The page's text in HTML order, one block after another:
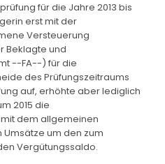
für die Jahre 2013 bis
erst mit der
Versteuerung
Beklagte und
--FA--) für die
des Prüfungszeitraums
auf, erhöhte aber lediglich
2015 die
dem allgemeinen
um den zum
Vergütungssaldo.